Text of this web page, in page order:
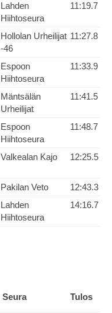
Lahden
Hiihtoseura
11:19.7
Hollolan Urheilijat
-46
11:27.8
Espoon
Hiihtoseura
11:33.9
Mäntsälän
Urheilijat
11:41.5
Espoon
Hiihtoseura
11:48.7
Valkealan Kajo 12:25.5
Pakilan Veto
12:43.3
Lahden
Hiihtoseura
14:16.7
Seura Tulos